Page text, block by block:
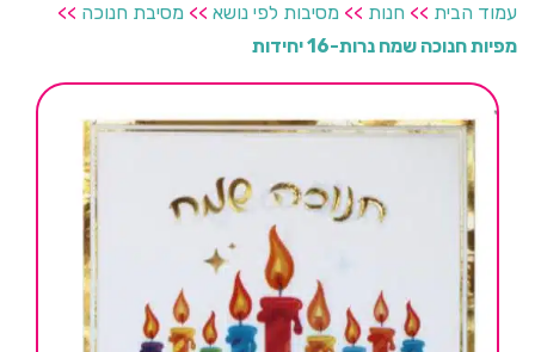
עמוד הבית >> חנות >> מסיבות לפי נושא >> מסיבת חנוכה >>
מפיות חנוכה שמח נרות-16 יחידות